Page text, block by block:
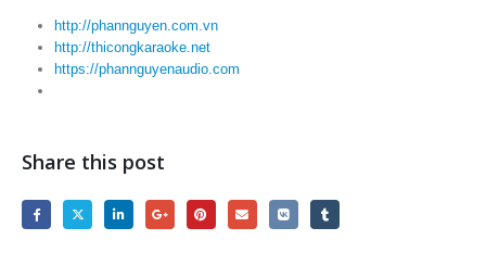
http://phannguyen.com.vn
http://thicongkaraoke.net
https://phannguyenaudio.com
Share this post